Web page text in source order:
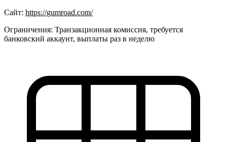
Сайт: https://gumroad.com/
Ограничения: Транзакционная комиссия, требуется
банковский аккаунт, выплаты раз в неделю